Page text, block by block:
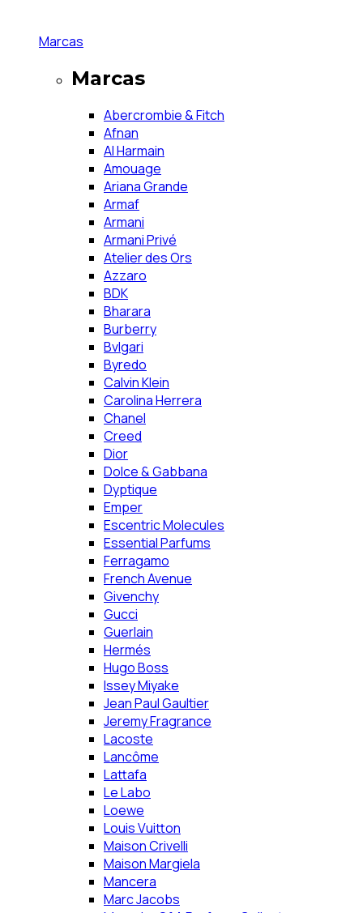
Marcas
Marcas
Abercrombie & Fitch
Afnan
Al Harmain
Amouage
Ariana Grande
Armaf
Armani
Armani Privé
Atelier des Ors
Azzaro
BDK
Bharara
Burberry
Bvlgari
Byredo
Calvin Klein
Carolina Herrera
Chanel
Creed
Dior
Dolce & Gabbana
Dyptique
Emper
Escentric Molecules
Essential Parfums
Ferragamo
French Avenue
Givenchy
Gucci
Guerlain
Hermés
Hugo Boss
Issey Miyake
Jean Paul Gaultier
Jeremy Fragrance
Lacoste
Lancôme
Lattafa
Le Labo
Loewe
Louis Vuitton
Maison Crivelli
Maison Margiela
Mancera
Marc Jacobs